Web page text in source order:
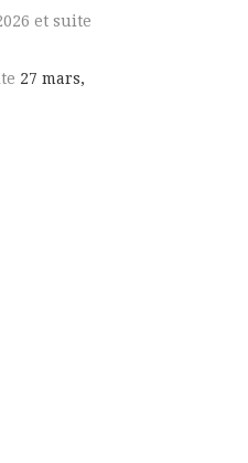
et suite
27 mars,